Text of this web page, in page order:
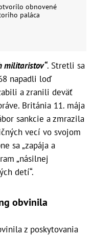
obnovené
paláca
militaristov“. Stretli sa
napadli loď
a zranili deväť
Británia 11. mája
sankcie a zmrazila
vecí vo svojom
sa „zapája a
„násilnej
detí“.
obvinila
z poskytovania